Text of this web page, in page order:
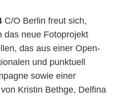
C/O Berlin freut sich,
das neue Fotoprojekt
das aus einer Open-
und punktuell
sowie einer
Kristin Bethge, Delfina